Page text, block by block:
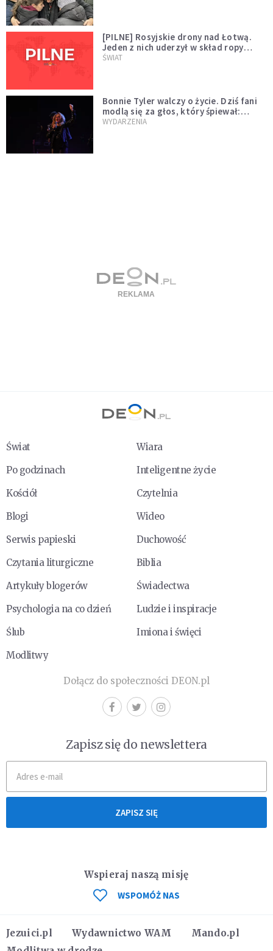
[PILNE] Rosyjskie drony nad Łotwą.
Jeden z nich uderzył w skład ropy
naftowej
ŚWIAT
Bonnie Tyler walczy o życie. Dziś fani
modlą się za głos, który śpiewał:
"Lord, help me"
WYDARZENIA
Świat
Wiara
Po godzinach
Inteligentne życie
Kościół
Czytelnia
Blogi
Wideo
Serwis papieski
Duchowość
Czytania liturgiczne
Biblia
Artykuły blogerów
Świadectwa
Psychologia na co dzień
Ludzie i inspiracje
Ślub
Imiona i święci
Modlitwy
Dołącz do społeczności DEON.pl
Zapisz się do newslettera
ZAPISZ SIĘ
Jezuici.pl Wydawnictwo WAM
Mando.pl
Wspieraj naszą misję
WSPOMÓŻ NAS